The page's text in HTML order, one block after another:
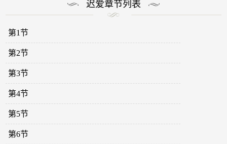
迟爱章节列表
第1节
第2节
第3节
第4节
第5节
第6节